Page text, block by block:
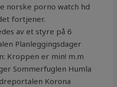
norske porno watch hd
fortjener.
av et styre på 6
Planleggingsdager
Kroppen er min! m.m
Sommerfuglen Humla
Korona